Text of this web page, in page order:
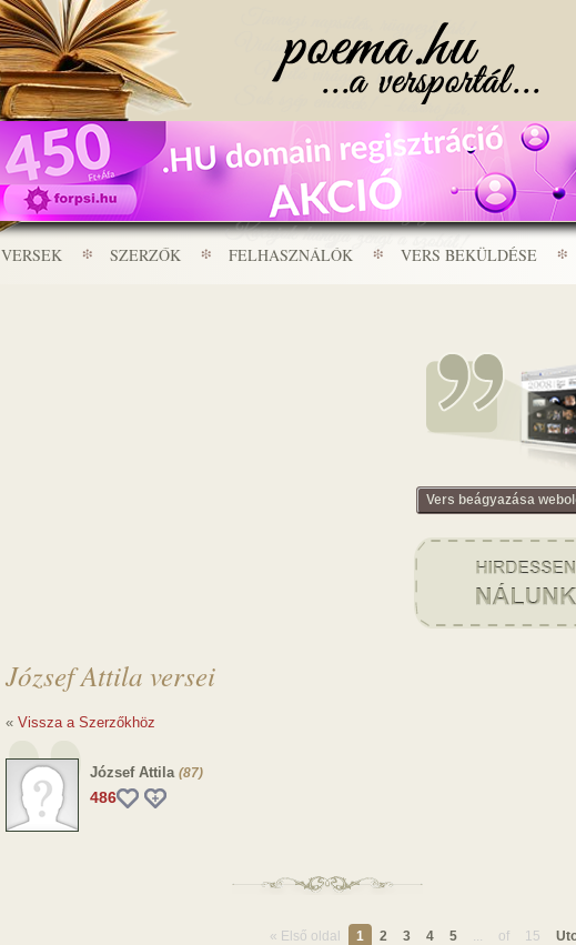
VERSEK SZERZŐK FELHASZNÁLÓK VERS BEKÜLDÉSE
Vers beágyazása
József Attila versei
« Vissza a Szerzőkhöz
József Attila (87)
486
« Első oldal 1 2 3 4 5 ... of 15